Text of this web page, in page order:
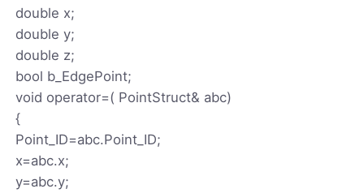
double x;
double y;
double z;
bool b_EdgePoint;
void operator=( PointStruct& abc)
{
Point_ID=abc.Point_ID;
x=abc.x;
y=abc.y;